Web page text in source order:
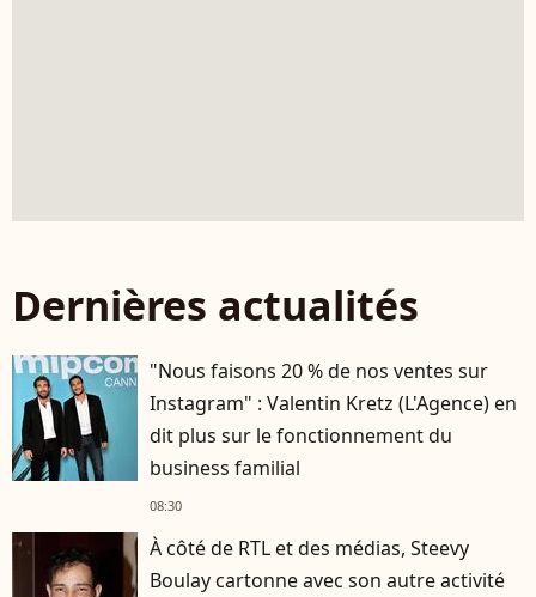
Dernières actualités
"Nous faisons 20 % de nos ventes sur
Instagram" : Valentin Kretz (L'Agence) en
dit plus sur le fonctionnement du
business familial
08:30
À côté de RTL et des médias, Steevy
Boulay cartonne avec son autre activité